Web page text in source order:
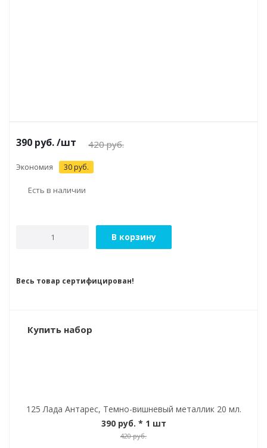
390 руб./шт 420руб.
Экономия 30 руб.
Есть в наличии
В корзину
Весь товар сертифицирован!
Купить набор
125 Лада Антарес, Темно-вишневый металлик 20 мл.
390 руб. * 1 шт
420 руб.